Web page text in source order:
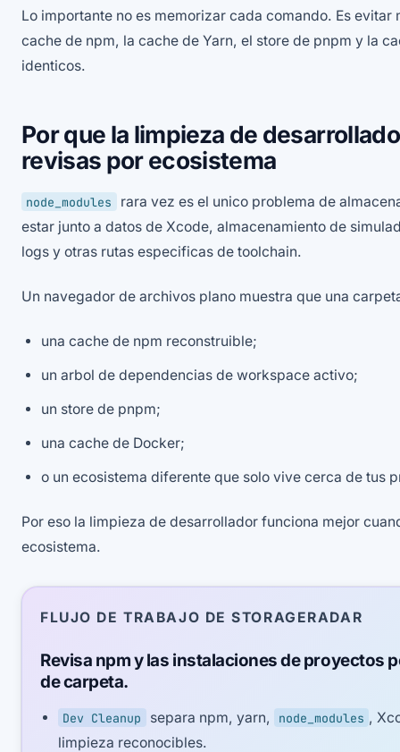
Lo importante no es memorizar cada comando. Es
cache de npm, la cache de Yarn, el store de pnpm y la
identicos.
Por que la limpieza de
revisas por ecosistema
node_modules
rara vez es el unico problema de
estar junto a datos de Xcode, almacenamiento de
logs y otras rutas especificas de toolchain.
Un navegador de archivos plano muestra que una
una cache de npm reconstruible;
un arbol de dependencias de workspace activo;
un store de pnpm;
una cache de Docker;
o un ecosistema diferente que solo vive cerca de tus
Por eso la limpieza de desarrollador funciona mejor
ecosistema.
FLUJO DE TRABAJO DE STORAGERADAR
Revisa npm y las instalaciones de proyectos
de carpeta.
Dev Cleanup separa npm, yarn, node_modules ,
limpieza reconocibles.